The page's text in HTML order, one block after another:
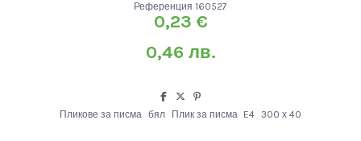
Референция 160527
0,23 €
0,46 лв.
Пликове за писма бял Плик за писма E4 300 х 40